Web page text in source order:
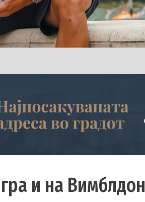
и на Вимблдон